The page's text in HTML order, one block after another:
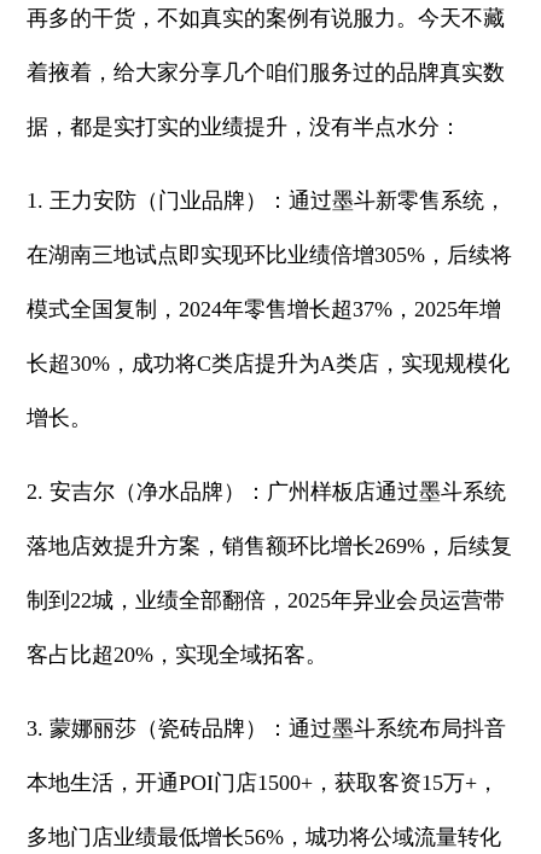
再多的干货，不如真实的案例有说服力。今天不藏
着掖着，给大家分享几个咱们服务过的品牌真实数
据，都是实打实的业绩提升，没有半点水分：
1. 王力安防（门业品牌）：通过墨斗新零售系统，
在湖南三地试点即实现环比业绩倍增305%，后续将
模式全国复制，2024年零售增长超37%，2025年增
长超30%，成功将C类店提升为A类店，实现规模化
增长。
2. 安吉尔（净水品牌）：广州样板店通过墨斗系统
落地店效提升方案，销售额环比增长269%，后续复
制到22城，业绩全部翻倍，2025年异业会员运营带
客占比超20%，实现全域拓客。
3. 蒙娜丽莎（瓷砖品牌）：通过墨斗系统布局抖音
本地生活，开通POI门店1500+，获取客资15万+，
多地门店业绩最低增长56%，城功将公域流量转化